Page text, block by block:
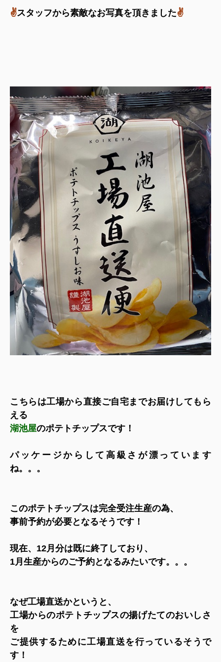
✌スタッフから素敵なお写真を頂きました✌
こちらは工場から直接ご自宅までお届けしてもら
える
湖池屋のポテトチップスです！
パッケージからして高級さが漂っています
ね。。。
このポテトチップスは完全受注生産の為、
事前予約が必要となるそうです！
現在、12月分は既に終了しており、
1月生産からのご予約となるみたいです。。。
なぜ工場直送かというと、
工場からのポテトチップスの揚げたてのおいしさ
を
ご提供するために工場直送を行っているそうで
す！